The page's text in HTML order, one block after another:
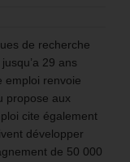
de recherche
29 ans
emploi renvoie
propose aux
cite également
développer
de 50 000